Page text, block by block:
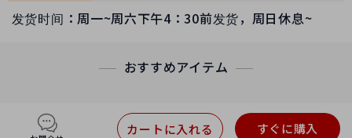
发货时间：周一~周六下午4：30前发货，周日休息~
おすすめアイテム
すぐに購入
カートに入れる